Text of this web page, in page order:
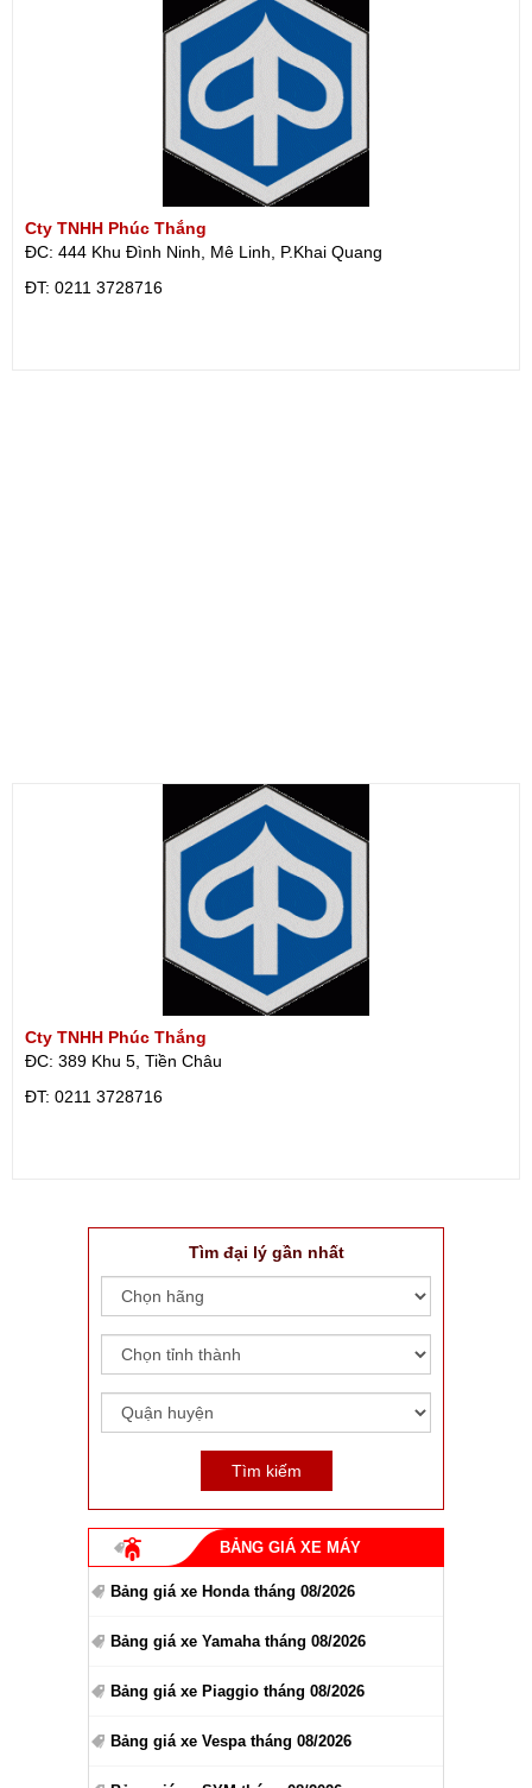
Cty TNHH Phúc Thắng
ĐC: 444 Khu Đình Ninh, Mê Linh, P.Khai Quang
ÐT: 0211 3728716
Cty TNHH Phúc Thắng
ĐC: 389 Khu 5, Tiền Châu
ÐT: 0211 3728716
Tìm đại lý gần nhất
BẢNG GIÁ XE MÁY
Bảng giá xe Honda tháng 08/2026
Bảng giá xe Yamaha tháng 08/2026
Bảng giá xe Piaggio tháng 08/2026
Bảng giá xe Vespa tháng 08/2026